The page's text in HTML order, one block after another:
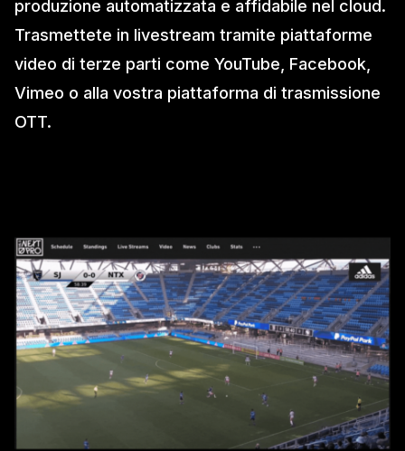
produzione automatizzata e affidabile nel cloud.
Trasmettete in livestream tramite piattaforme
video di terze parti come YouTube, Facebook,
Vimeo o alla vostra piattaforma di trasmissione
OTT.